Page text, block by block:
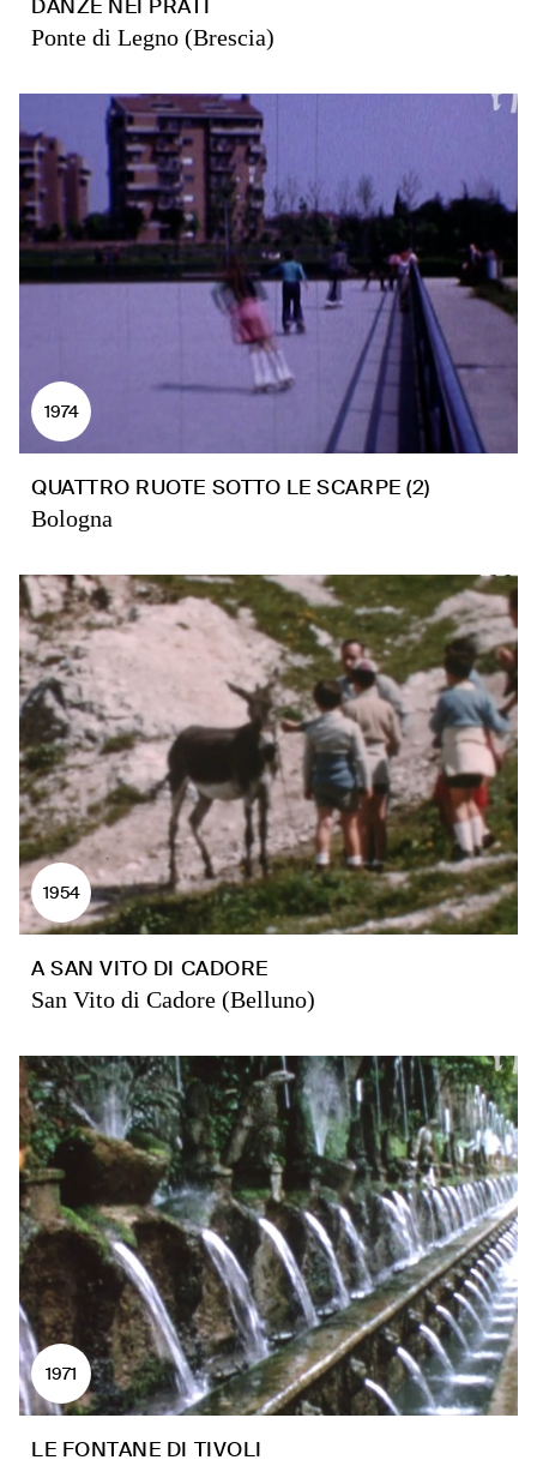
DANZE NEI PRATI
Ponte di Legno (Brescia)
1974
QUATTRO RUOTE SOTTO LE SCARPE (2)
Bologna
1954
A SAN VITO DI CADORE
San Vito di Cadore (Belluno)
1971
LE FONTANE DI TIVOLI